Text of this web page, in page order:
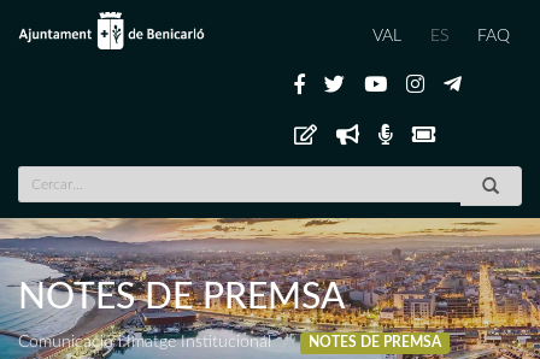
VAL ES FAQ
NOTES DE PREMSA
Comunicació i Imatge Institucional NOTES DE PREMSA